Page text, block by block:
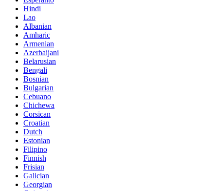
Hindi
Lao
Albanian
Amharic
Armenian
Azerbaijani
Belarusian
Bengali
Bosnian
Bulgarian
Cebuano
Chichewa
Corsican
Croatian
Dutch
Estonian
Filipino
Finnish
Frisian
Galician
Georgian